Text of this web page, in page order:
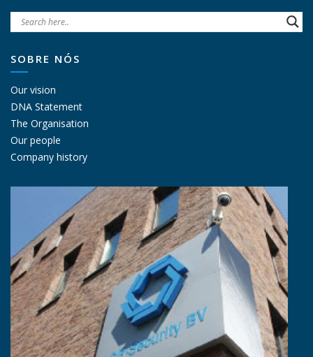
SOBRE NÓS
Our vision
DNA Statement
The Organisation
Our people
Company history